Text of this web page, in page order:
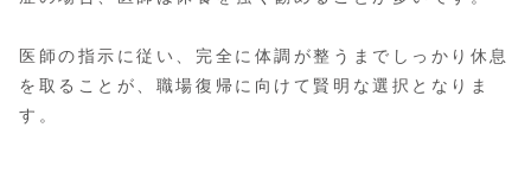
医師の指示に従い、完全に体調が整うまでしっかり休息
を取ることが、職場復帰に向けて賢明な選択となりま
す。